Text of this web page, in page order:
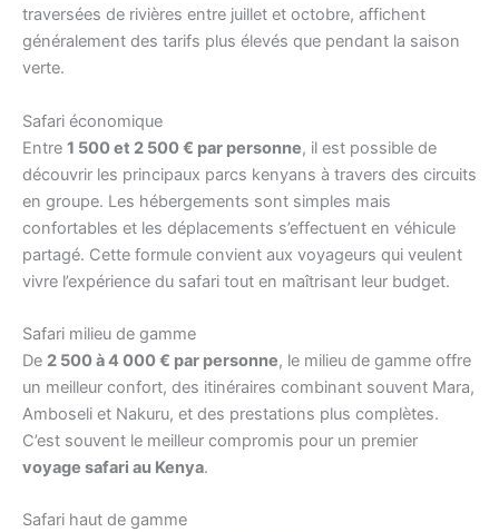
traversées de rivières entre juillet et octobre, affichent
généralement des tarifs plus élevés que pendant la saison
verte.
Safari économique
Entre 1 500 et 2 500 € par personne, il est possible de
découvrir les principaux parcs kenyans à travers des circuits
en groupe. Les hébergements sont simples mais
confortables et les déplacements s’effectuent en véhicule
partagé. Cette formule convient aux voyageurs qui veulent
vivre l’expérience du safari tout en maîtrisant leur budget.
Safari milieu de gamme
De 2 500 à 4 000 € par personne, le milieu de gamme offre
un meilleur confort, des itinéraires combinant souvent Mara,
Amboseli et Nakuru, et des prestations plus complètes.
C’est souvent le meilleur compromis pour un premier
voyage safari au Kenya.
Safari haut de gamme